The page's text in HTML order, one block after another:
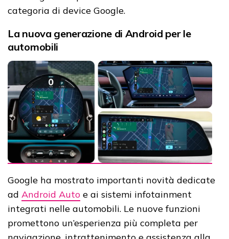
categoria di device Google.
La nuova generazione di Android per le
automobili
Google ha mostrato importanti novità dedicate
ad Android Auto e ai sistemi infotainment
integrati nelle automobili. Le nuove funzioni
promettono un’esperienza più completa per